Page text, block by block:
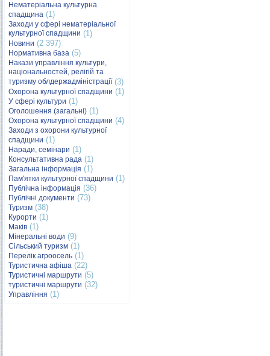
Нематеріальна культурна
спадщина (1)
Заходи у сфері нематеріальної
культурної спадщини (1)
Новини (2 397)
Нормативна база (5)
Накази управління культури,
національностей, релігій та
туризму облдержадміністрації(3)
Охорона культурної спадщини (1)
У сфері культури (1)
Оголошення (загальні) (1)
Охорона культурної спадщини (4)
Заходи з охорони культурної
спадщини (1)
Наради, семінари (1)
Консультативна рада (1)
Загальна інформація (1)
Пам'ятки культурної спадщини (1)
Публічна інформація (36)
Публічні документи (73)
Туризм (38)
Курорти (1)
Маків (1)
Мінеральні води (9)
Сільський туризм (1)
Перелік агроосель (1)
Туристична афіша (22)
Туристичні маршрути (5)
туристичні маршрути (32)
Управління (1)